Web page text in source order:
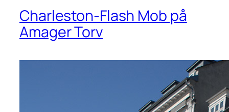
Charleston-Flash Mob på
Amager Torv